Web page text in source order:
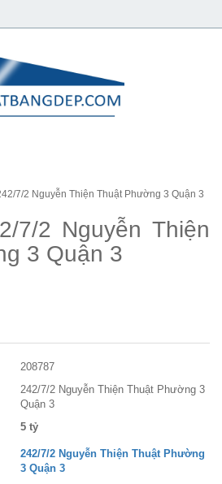
7/2 Nguyễn Thiện Thuật Phường 3 Quận 3
7/2 Nguyễn Thiện
3 Quận 3
208787
242/7/2 Nguyễn Thiện Thuật Phường 3
Quận 3
5 tỷ
242/7/2 Nguyễn Thiện Thuật Phường
3 Quận 3